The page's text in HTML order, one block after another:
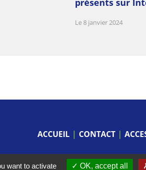
présents sur
Le 8 janvier 2024
ACCUEIL CONTACT
want to activate OK, accept all